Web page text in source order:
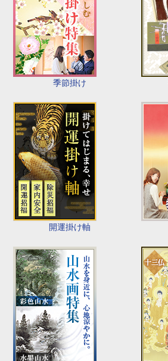
季節掛け
開運掛け軸